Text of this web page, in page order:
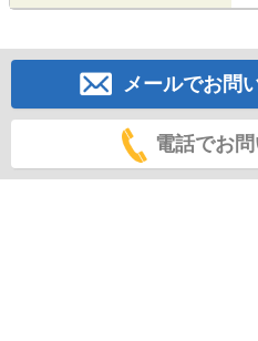
メールでお問
電話でお